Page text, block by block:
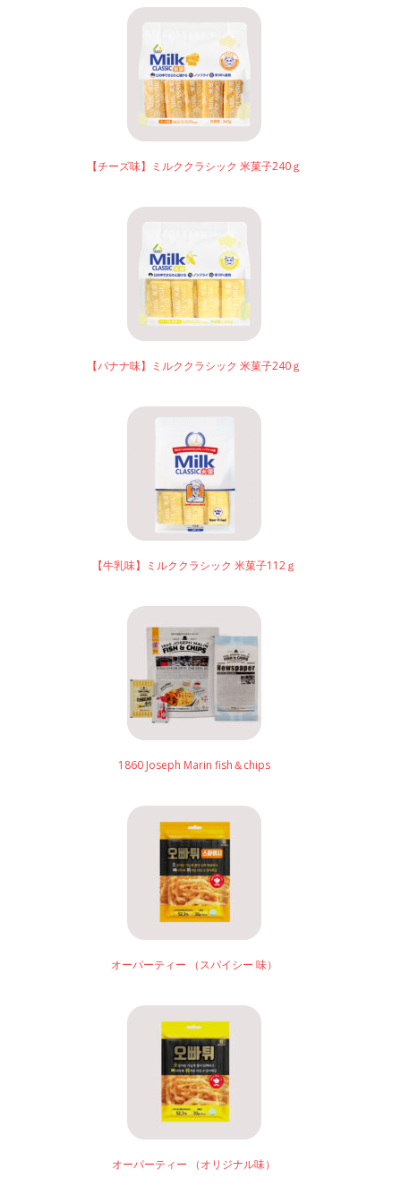
【チーズ味】ミルククラシック 米菓子240ｇ
【バナナ味】ミルククラシック 米菓子240ｇ
【牛乳味】ミルククラシック 米菓子112ｇ
1860 Joseph Marin fish＆chips
オーパーティー （スパイシー 味）
オーパーティー （オリジナル味）